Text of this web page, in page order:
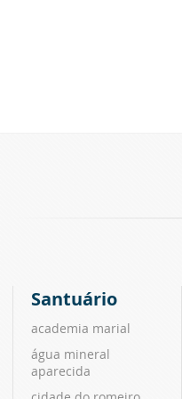
Santuário
academia marial
água mineral
aparecida